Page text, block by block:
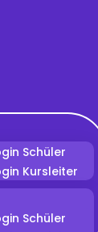
Schüler
Kursleiter
Schüler